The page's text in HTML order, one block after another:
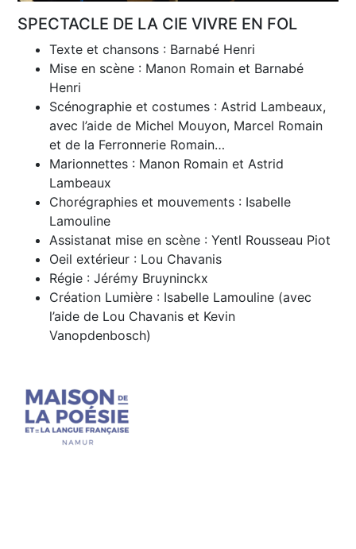
SPECTACLE DE LA CIE VIVRE EN FOL
Texte et chansons : Barnabé Henri
Mise en scène : Manon Romain et Barnabé
Henri
Scénographie et costumes : Astrid Lambeaux,
avec l’aide de Michel Mouyon, Marcel Romain
et de la Ferronnerie Romain…
Marionnettes : Manon Romain et Astrid
Lambeaux
Chorégraphies et mouvements : Isabelle
Lamouline
Assistanat mise en scène : Yentl Rousseau Piot
Oeil extérieur : Lou Chavanis
Régie : Jérémy Bruyninckx
Création Lumière : Isabelle Lamouline (avec
l’aide de Lou Chavanis et Kevin
Vanopdenbosch)